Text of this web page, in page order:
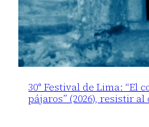
30° Festival de Lima: “El
pájaros” (2026), resistir al